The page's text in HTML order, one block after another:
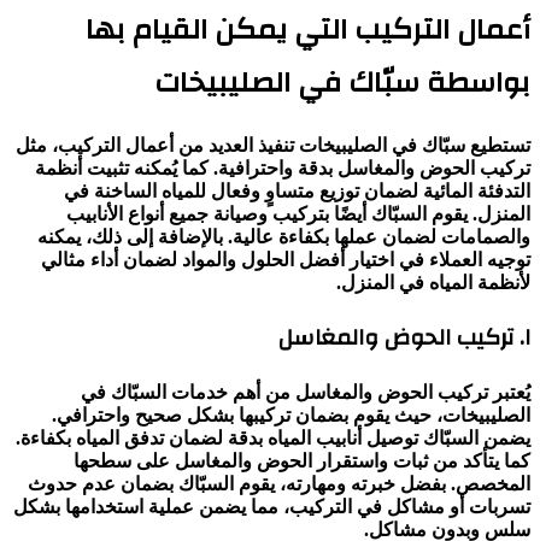
أعمال التركيب التي يمكن القيام بها
بواسطة سبّاك في الصليبيخات
تستطيع سبّاك في الصليبيخات تنفيذ العديد من أعمال التركيب، مثل
تركيب الحوض والمغاسل بدقة واحترافية. كما يُمكنه تثبيت أنظمة
التدفئة المائية لضمان توزيع متساوٍ وفعال للمياه الساخنة في
المنزل. يقوم السبّاك أيضًا بتركيب وصيانة جميع أنواع الأنابيب
والصمامات لضمان عملها بكفاءة عالية. بالإضافة إلى ذلك، يمكنه
توجيه العملاء في اختيار أفضل الحلول والمواد لضمان أداء مثالي
لأنظمة المياه في المنزل.
١. تركيب الحوض والمغاسل
يُعتبر تركيب الحوض والمغاسل من أهم خدمات السبّاك في
الصليبيخات، حيث يقوم بضمان تركيبها بشكل صحيح واحترافي.
يضمن السبّاك توصيل أنابيب المياه بدقة لضمان تدفق المياه بكفاءة.
كما يتأكد من ثبات واستقرار الحوض والمغاسل على سطحها
المخصص. بفضل خبرته ومهارته، يقوم السبّاك بضمان عدم حدوث
تسربات أو مشاكل في التركيب، مما يضمن عملية استخدامها بشكل
سلس وبدون مشاكل.